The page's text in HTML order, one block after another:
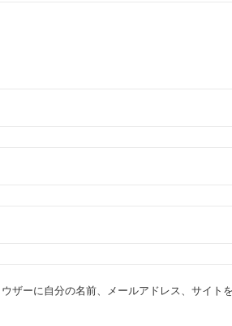
ザーに自分の名前、メールアドレス、サイトを